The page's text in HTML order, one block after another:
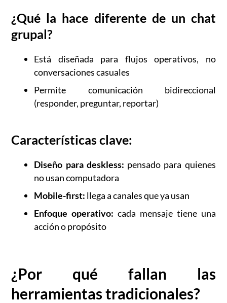
¿Qué la hace diferente de un chat
grupal?
Está diseñada para flujos operativos, no
conversaciones casuales
Permite comunicación bidireccional
(responder, preguntar, reportar)
Características clave:
Diseño para deskless: pensado para quienes
no usan computadora
Mobile-first: llega a canales que ya usan
Enfoque operativo: cada mensaje tiene una
acción o propósito
¿Por qué fallan las
herramientas tradicionales?